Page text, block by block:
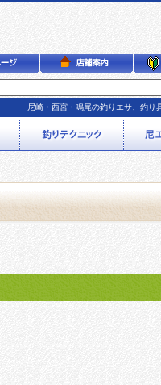
尼崎・西宮・鳴尾の釣りエサ、釣り